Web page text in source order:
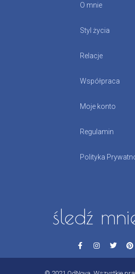
O mnie
Styl życia
Relacje
Współpraca
Moje konto
Regulamin
Polityka
śledź